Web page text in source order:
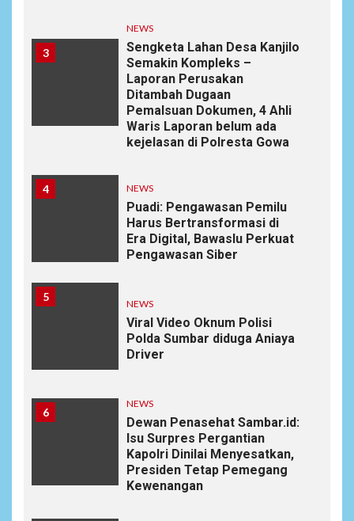
3
NEWS
Sengketa Lahan Desa Kanjilo
Semakin Kompleks –
Laporan Perusakan
Ditambah Dugaan
Pemalsuan Dokumen, 4 Ahli
Waris Laporan belum ada
kejelasan di Polresta Gowa
4 NEWS
Puadi: Pengawasan Pemilu
Harus Bertransformasi di
Era Digital, Bawaslu Perkuat
Pengawasan Siber
5
NEWS
Viral Video Oknum Polisi
Polda Sumbar diduga Aniaya
Driver
6
NEWS
Dewan Penasehat Sambar.id:
Isu Surpres Pergantian
Kapolri Dinilai Menyesatkan,
Presiden Tetap Pemegang
Kewenangan